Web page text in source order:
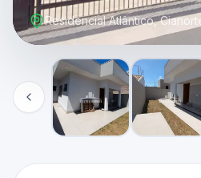
Residencial Atlântico,